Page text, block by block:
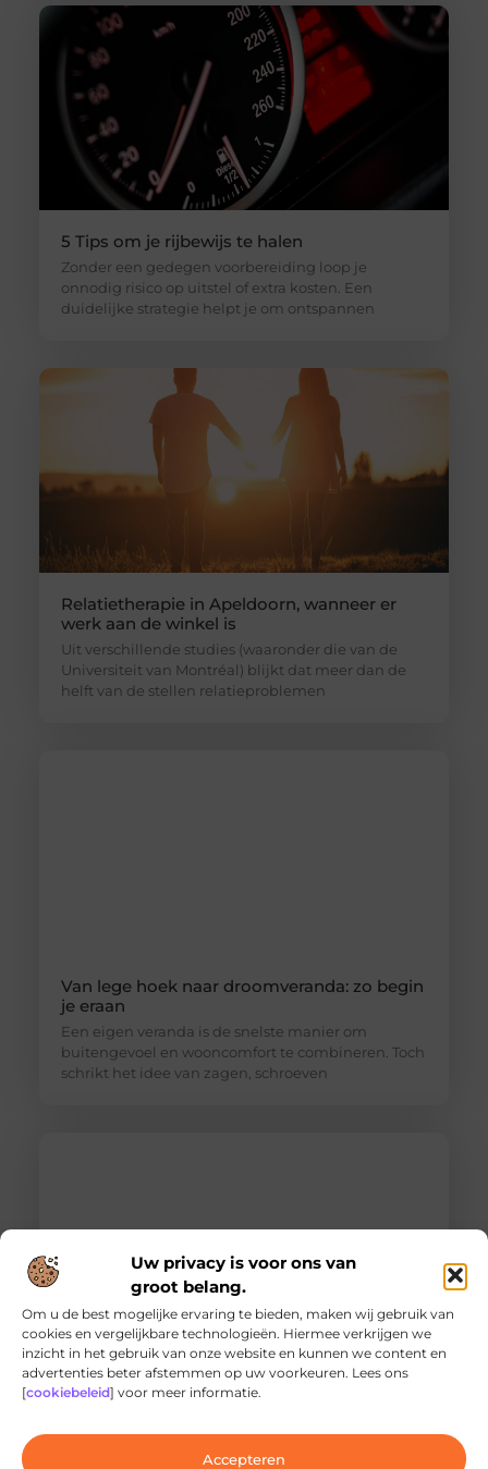
Uw privacy is voor ons van
groot belang.
Om u de best mogelijke ervaring te bieden, maken wij gebruik van
cookies en vergelijkbare technologieën. Hiermee verkrijgen we
inzicht in het gebruik van onze website en kunnen we content en
advertenties beter afstemmen op uw voorkeuren. Lees ons
[cookiebeleid] voor meer informatie.
Accepteren
5 Tips om je rijbewijs te halen
Zonder een gedegen voorbereiding loop je
onnodig risico op uitstel of extra kosten. Een
duidelijke strategie helpt je om ontspannen
Relatietherapie in Apeldoorn, wanneer er
werk aan de winkel is
Uit verschillende studies (waaronder die van de
Universiteit van Montréal) blijkt dat meer dan de
helft van de stellen relatieproblemen
Van lege hoek naar droomveranda: zo begin
je eraan
Een eigen veranda is de snelste manier om
buitengevoel en wooncomfort te combineren. Toch
schrikt het idee van zagen, schroeven
Ontdek de innovatieve behandelingen in
jouw stad
laserbehandelingen in Den Haag? Dan ben je hier